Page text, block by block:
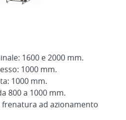
1600 e 2000 mm.
1000 mm.
1000 mm.
800 a 1000 mm.
frenatura ad azionamento